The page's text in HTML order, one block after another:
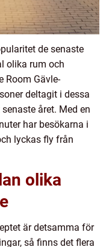
de senaste
olika rum och
Room Gävle-
deltagit i dessa
året. Med en
har besökarna i
lyckas fly från
olika
är detsamma för
så finns det flera